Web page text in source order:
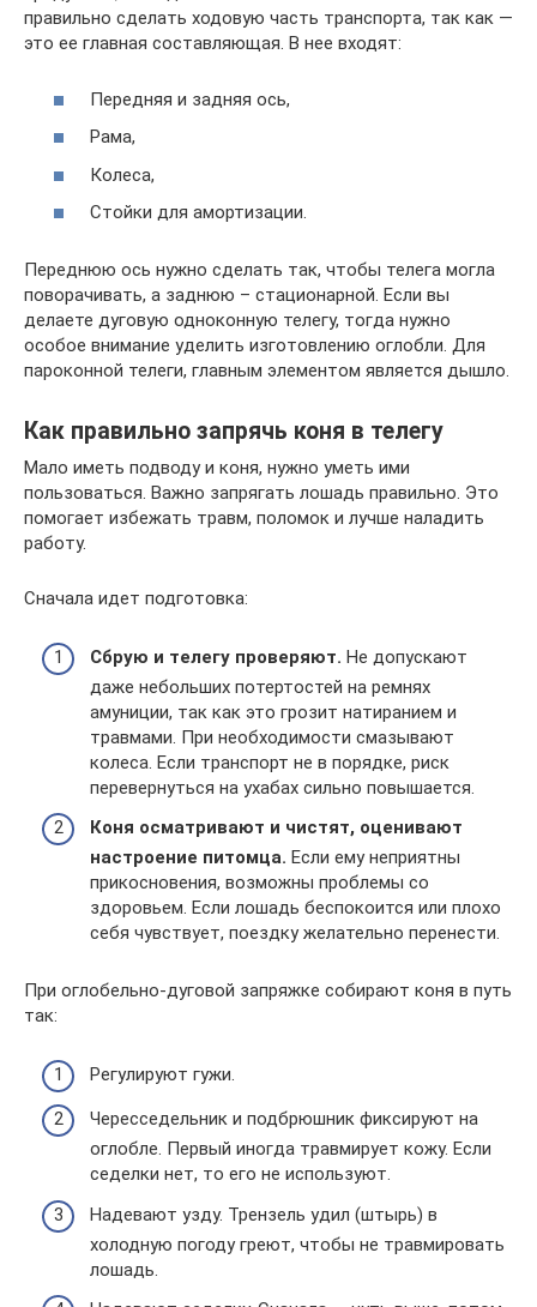
правильно сделать ходовую часть транспорта, так как —
это ее главная составляющая. В нее входят:
Передняя и задняя ось,
Рама,
Колеса,
Стойки для амортизации.
Переднюю ось нужно сделать так, чтобы телега могла
поворачивать, а заднюю – стационарной. Если вы
делаете дуговую одноконную телегу, тогда нужно
особое внимание уделить изготовлению оглобли. Для
пароконной телеги, главным элементом является дышло.
Как правильно запрячь коня в телегу
Мало иметь подводу и коня, нужно уметь ими
пользоваться. Важно запрягать лошадь правильно. Это
помогает избежать травм, поломок и лучше наладить
работу.
Сначала идет подготовка:
Сбрую и телегу проверяют. Не допускают
даже небольших потертостей на ремнях
амуниции, так как это грозит натиранием и
травмами. При необходимости смазывают
колеса. Если транспорт не в порядке, риск
перевернуться на ухабах сильно повышается.
Коня осматривают и чистят, оценивают
настроение питомца. Если ему неприятны
прикосновения, возможны проблемы со
здоровьем. Если лошадь беспокоится или плохо
себя чувствует, поездку желательно перенести.
При оглобельно-дуговой запряжке собирают коня в путь
так:
Регулируют гужи.
Чересседельник и подбрюшник фиксируют на
оглобле. Первый иногда травмирует кожу. Если
седелки нет, то его не используют.
Надевают узду. Трензель удил (штырь) в
холодную погоду греют, чтобы не травмировать
лошадь.